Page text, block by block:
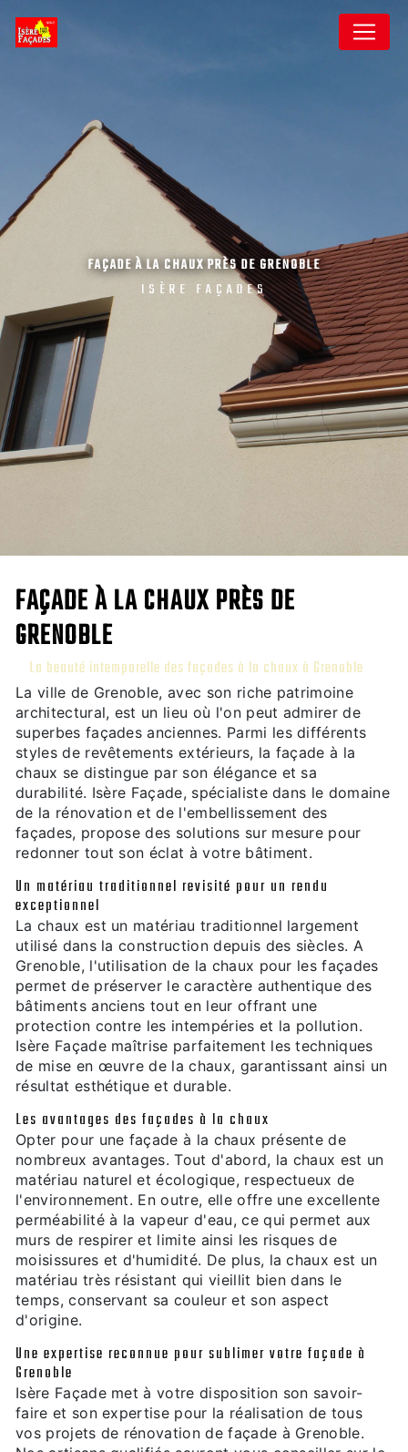
FAÇADE À LA CHAUX PRÈS DE GRENOBLE
ISÈRE FAÇADES
FAÇADE À LA CHAUX PRÈS DE
GRENOBLE
La beauté intemporelle des façades à la chaux à Grenoble
La ville de Grenoble, avec son riche patrimoine
architectural, est un lieu où l'on peut admirer de
superbes façades anciennes. Parmi les différents
styles de revêtements extérieurs, la façade à la
chaux se distingue par son élégance et sa
durabilité. Isère Façade, spécialiste dans le domaine
de la rénovation et de l'embellissement des
façades, propose des solutions sur mesure pour
redonner tout son éclat à votre bâtiment.
Un matériau traditionnel revisité pour un rendu
exceptionnel
La chaux est un matériau traditionnel largement
utilisé dans la construction depuis des siècles. A
Grenoble, l'utilisation de la chaux pour les façades
permet de préserver le caractère authentique des
bâtiments anciens tout en leur offrant une
protection contre les intempéries et la pollution.
Isère Façade maîtrise parfaitement les techniques
de mise en œuvre de la chaux, garantissant ainsi un
résultat esthétique et durable.
Les avantages des façades à la chaux
Opter pour une façade à la chaux présente de
nombreux avantages. Tout d'abord, la chaux est un
matériau naturel et écologique, respectueux de
l'environnement. En outre, elle offre une excellente
perméabilité à la vapeur d'eau, ce qui permet aux
murs de respirer et limite ainsi les risques de
moisissures et d'humidité. De plus, la chaux est un
matériau très résistant qui vieillit bien dans le
temps, conservant sa couleur et son aspect
d'origine.
Une expertise reconnue pour sublimer votre façade à
Grenoble
Isère Façade met à votre disposition son savoir-
faire et son expertise pour la réalisation de tous
vos projets de rénovation de façade à Grenoble.